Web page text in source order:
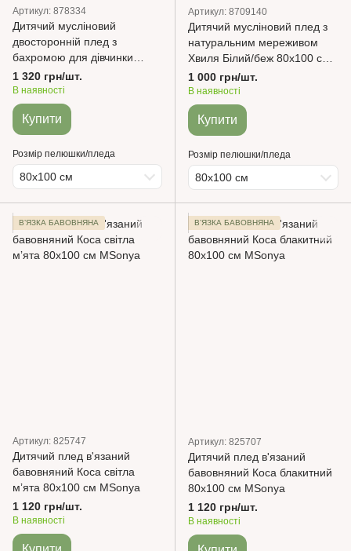
Артикул: 878334
Дитячий мусліновий
двосторонній плед з
бахромою для дівчинки
Гілочки/сердечка 80х100 см
MSonya
1 320 грн/шт.
В наявності
Купити
Розмір пелюшки/пледа
80х100 см
Артикул: 8709140
Дитячий мусліновий плед з
натуральним мереживом
Хвиля Білий/беж 80х100 см
MSonya
1 000 грн/шт.
В наявності
Купити
Розмір пелюшки/пледа
80х100 см
ВʼЯЗКА БАВОВНЯНА
Артикул: 825747
Дитячий плед в'язаний
бавовняний Коса світла
мʼята 80х100 см MSonya
1 120 грн/шт.
В наявності
ВʼЯЗКА БАВОВНЯНА
Артикул: 825707
Дитячий плед в'язаний
бавовняний Коса блакитний
80х100 см MSonya
1 120 грн/шт.
В наявності